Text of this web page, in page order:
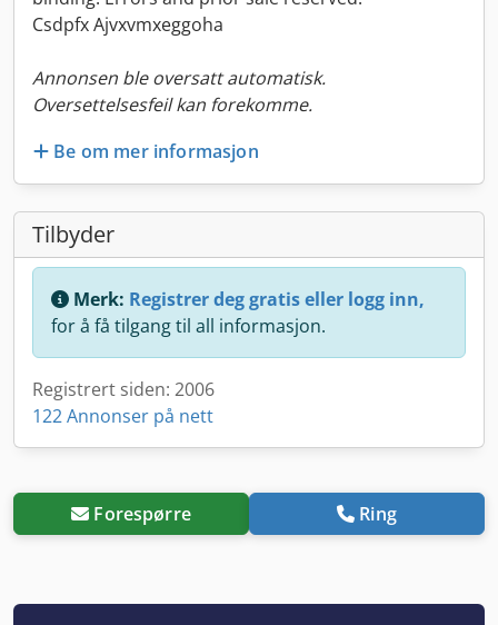
Csdpfx Ajvxvmxeggoha
Annonsen ble oversatt automatisk.
Oversettelsesfeil kan forekomme.
Be om mer informasjon
Tilbyder
Merk: Registrer deg gratis eller logg inn,
for å få tilgang til all informasjon.
Registrert siden: 2006
122 Annonser på nett
Forespørre Ring